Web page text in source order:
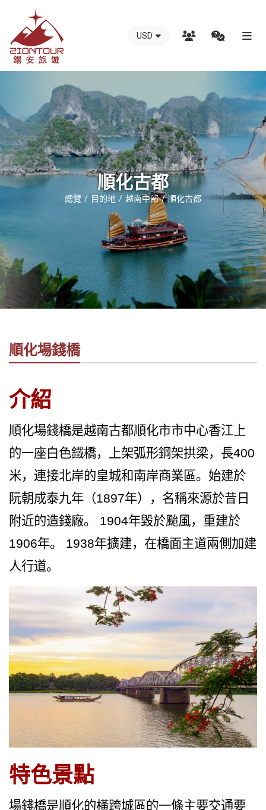
越
安
國
際
旅
行
社
南
接
錫
遊
在
南
好
的
作
夥
越
南
行
社
USD
順化古都
總覽 目的地 越南中部 順化古都
順化場錢橋
介紹
順化場錢橋是越南古都順化市市中心香江上
的一座白色鐵橋，上架弧形鋼架拱梁，長400
米，連接北岸的皇城和南岸商業區。始建於
阮朝成泰九年（1897年），名稱來源於昔日
附近的造錢廠。 1904年毀於颱風，重建於
1906年。 1938年擴建，在橋面主道兩側加建
人行道。
特色景點
場錢橋是順化的橫跨城區的一條主要交通要